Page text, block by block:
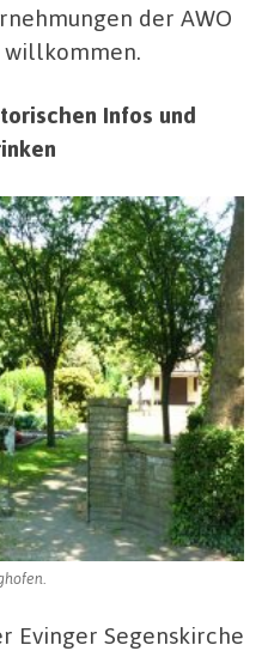
der AWO
Infos und
Evinger Segenskirche